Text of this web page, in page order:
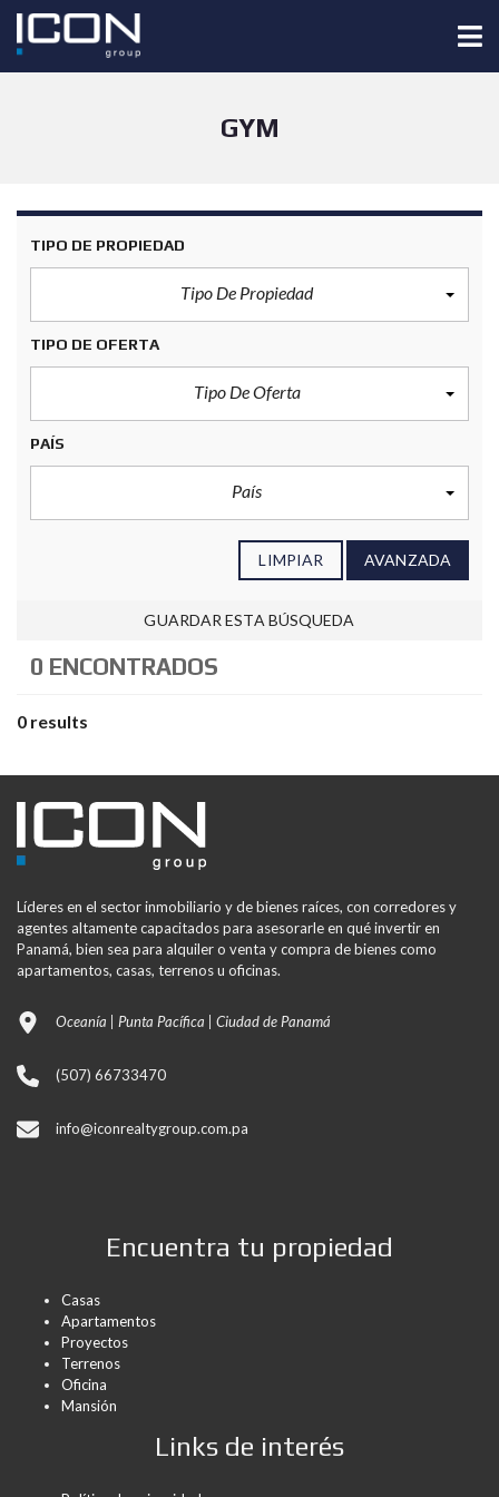
GYM
TIPO DE PROPIEDAD
Tipo De Propiedad
TIPO DE OFERTA
Tipo De Oferta
PAÍS
País
LIMPIAR AVANZADA
GUARDAR ESTA BÚSQUEDA
0 ENCONTRADOS
0 results
Líderes en el sector inmobiliario y de bienes raíces, con corredores y
agentes altamente capacitados para asesorarle en qué invertir en
Panamá, bien sea para alquiler o venta y compra de bienes como
apartamentos, casas, terrenos u oficinas.
Oceanía | Punta Pacífica | Ciudad de Panamá
(507) 66733470
info@iconrealtygroup.com.pa
Encuentra tu propiedad
Casas
Apartamentos
Proyectos
Terrenos
Oficina
Mansión
Links de interés